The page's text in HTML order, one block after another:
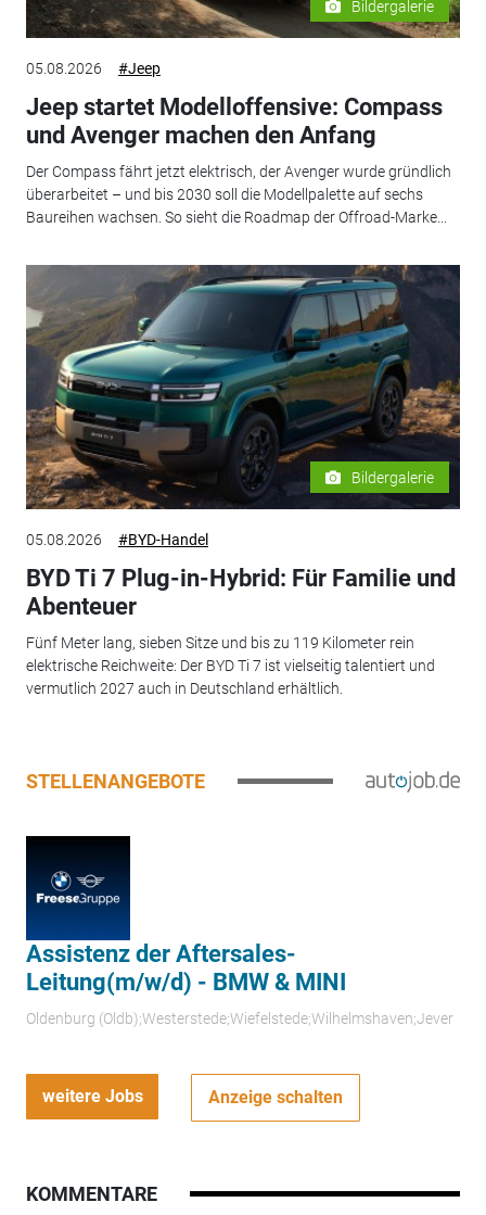
Bildergalerie
05.08.2026 #Jeep
Jeep startet Modelloffensive: Compass
und Avenger machen den Anfang
Der Compass fährt jetzt elektrisch, der Avenger wurde gründlich
überarbeitet – und bis 2030 soll die Modellpalette auf sechs
Baureihen wachsen. So sieht die Roadmap der Offroad-Marke...
Bildergalerie
05.08.2026 #BYD-Handel
BYD Ti 7 Plug-in-Hybrid: Für Familie und
Abenteuer
Fünf Meter lang, sieben Sitze und bis zu 119 Kilometer rein
elektrische Reichweite: Der BYD Ti 7 ist vielseitig talentiert und
vermutlich 2027 auch in Deutschland erhältlich.
STELLENANGEBOTE
Assistenz der Aftersales-
Leitung(m/w/d) - BMW & MINI
Oldenburg (Oldb);Westerstede;Wiefelstede;Wilhelmshaven;Jever
weitere Jobs Anzeige schalten
KOMMENTARE